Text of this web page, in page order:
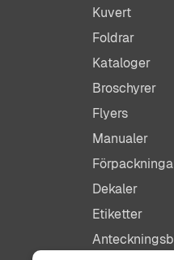
Kuvert
Foldrar
Kataloger
Broschyrer
Flyers
Manualer
Dekaler
Etiketter